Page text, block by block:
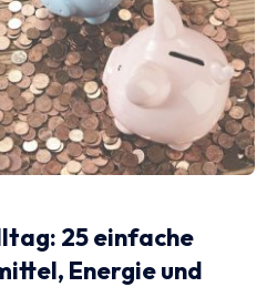
25 einfache
Energie und